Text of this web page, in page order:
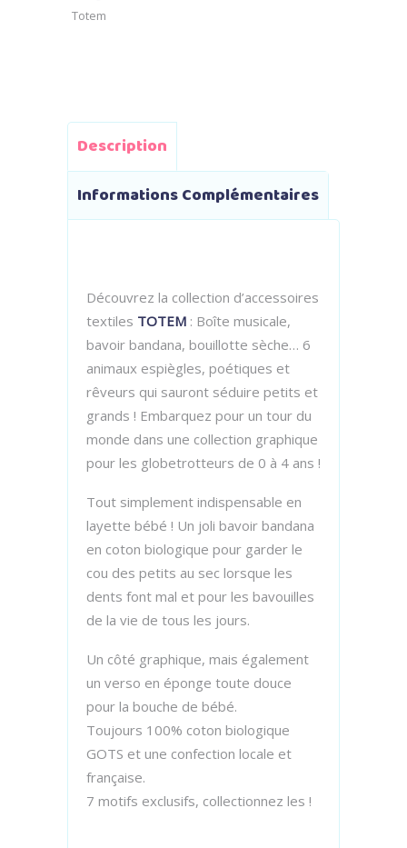
Totem
Description
Informations Complémentaires
Découvrez la collection d’accessoires
textiles TOTEM : Boîte musicale,
bavoir bandana, bouillotte sèche… 6
animaux espiègles, poétiques et
rêveurs qui sauront séduire petits et
grands ! Embarquez pour un tour du
monde dans une collection graphique
pour les globetrotteurs de 0 à 4 ans !
Tout simplement indispensable en
layette bébé ! Un joli bavoir bandana
en coton biologique pour garder le
cou des petits au sec lorsque les
dents font mal et pour les bavouilles
de la vie de tous les jours.
Un côté graphique, mais également
un verso en éponge toute douce
pour la bouche de bébé.
Toujours 100% coton biologique
GOTS et une confection locale et
française.
7 motifs exclusifs, collectionnez les !